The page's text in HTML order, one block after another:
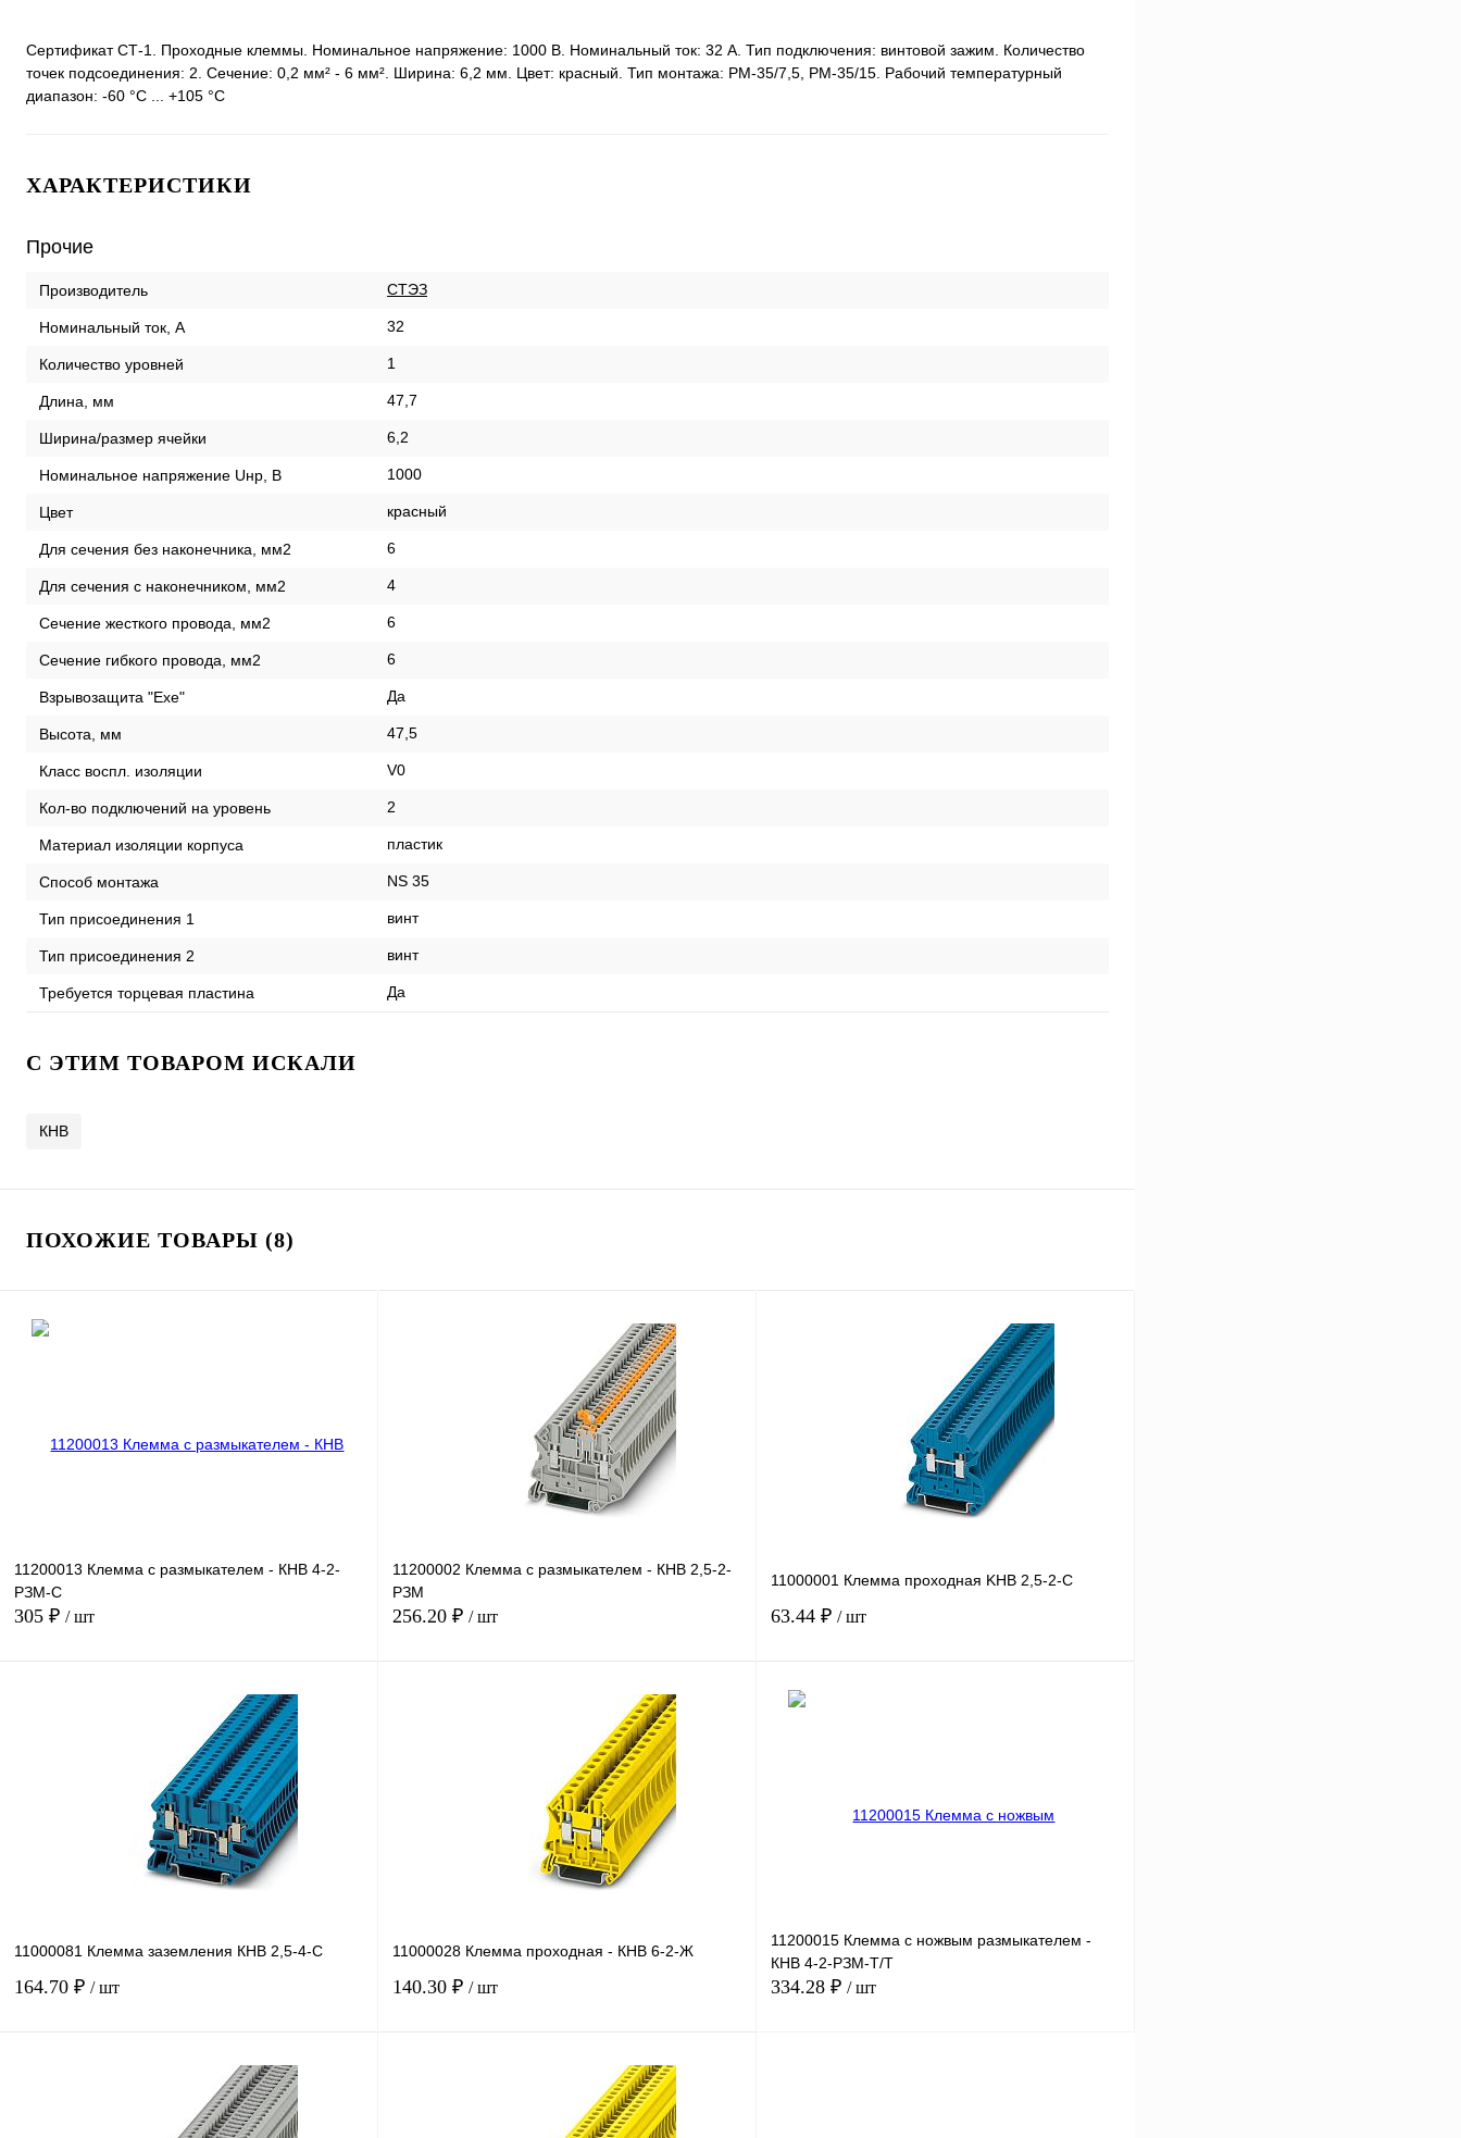
Сертификат СТ-1. Проходные клеммы. Номинальное напряжение: 1000 В. Номинальный ток: 32 A. Тип подключения: винтовой зажим. Количество
точек подсоединения: 2. Сечение: 0,2 мм² - 6 мм². Ширина: 6,2 мм. Цвет: красный. Тип монтажа: РМ-35/7,5, РМ-35/15. Рабочий температурный
диапазон: -60 °C ... +105 °C
ХАРАКТЕРИСТИКИ
Прочие
Производитель СТЭЗ
Номинальный ток, А 32
Количество уровней 1
Длина, мм 47,7
Ширина/размер ячейки 6,2
Номинальное напряжение Uнр, В 1000
Цвет красный
Для сечения без наконечника, мм2 6
Для сечения с наконечником, мм2 4
Сечение жесткого провода, мм2 6
Сечение гибкого провода, мм2 6
Взрывозащита "Exe" Да
Высота, мм 47,5
Класс воспл. изоляции V0
Кол-во подключений на уровень 2
Материал изоляции корпуса пластик
Способ монтажа NS 35
Тип присоединения 1 винт
Тип присоединения 2 винт
Требуется торцевая пластина Да
C ЭТИМ ТОВАРОМ ИСКАЛИ
КНВ
ПОХОЖИЕ ТОВАРЫ (8)
11200013 Клемма с размыкателем - КНВ 4-2-
РЗМ-С
305 ₽ / шт
В корзину
Сравнение
Под заказ
11200002 Клемма с размыкателем - КНВ 2,5-2-
РЗМ
256.20 ₽ / шт
В корзину
Сравнение
Под заказ
11000001 Клемма проходная KHB 2,5-2-С
63.44 ₽ / шт
наличии
11000081 Клемма заземления КНВ 2,5-4-С
164.70 ₽ / шт
В корзину
Сравнение
11000028 Клемма проходная - КНВ 6-2-Ж
140.30 ₽ / шт
В корзину
Сравнение
11200015 Клемма с ножвым размыкателем -
КНВ 4-2-РЗМ-Т/Т
334.28 ₽ / шт